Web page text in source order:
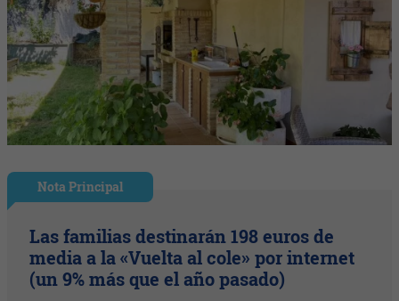
Nota Principal
Las familias destinarán 198 euros de
media a la «Vuelta al cole» por internet
(un 9% más que el año pasado)